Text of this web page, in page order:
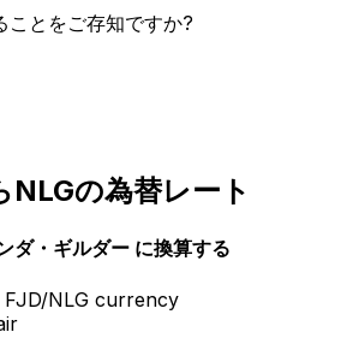
ことをご存知ですか?
NLGの為替レート
ダ・ギルダー に換算する
NLG currency